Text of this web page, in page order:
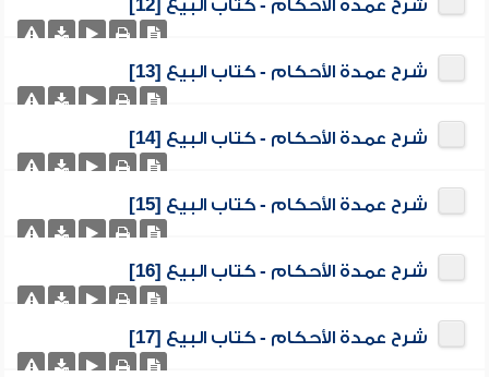
شرح عمدة الأحكام - كتاب البيع [12]
شرح عمدة الأحكام - كتاب البيع [13]
شرح عمدة الأحكام - كتاب البيع [14]
شرح عمدة الأحكام - كتاب البيع [15]
شرح عمدة الأحكام - كتاب البيع [16]
شرح عمدة الأحكام - كتاب البيع [17]